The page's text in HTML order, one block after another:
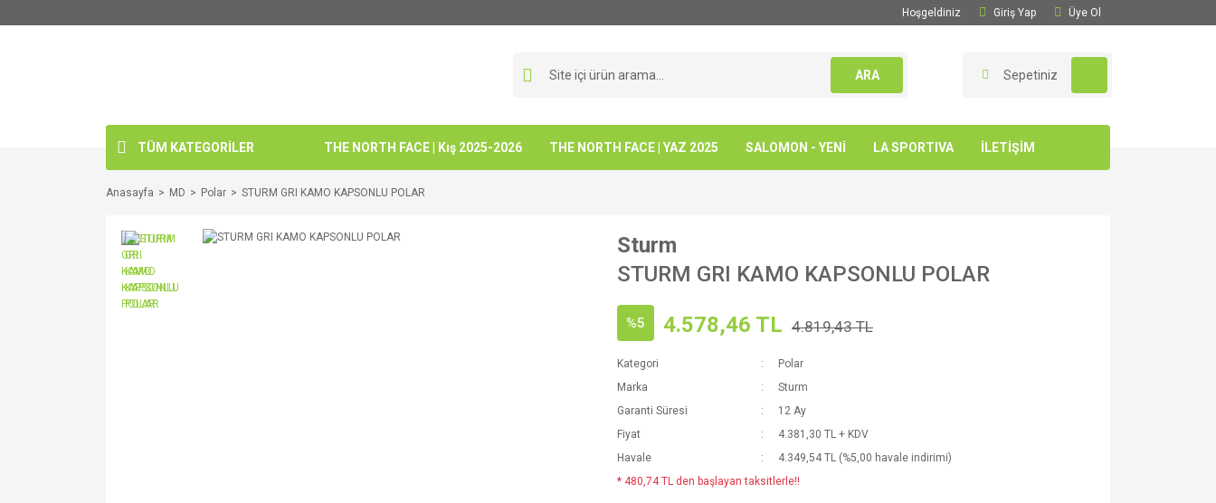
Hoşgeldiniz Giriş Yap Üye Ol
ARA Sepetiniz
TÜM KATEGORİLER THE NORTH FACE | Kış 2025-2026 THE NORTH FACE | YAZ 2025 SALOMON - YENİ LA SPORTIVA İLETİŞİM
Anasayfa MD Polar STURM GRI KAMO KAPSONLU POLAR
Sturm
STURM GRI KAMO KAPSONLU POLAR
%5 4.578,46 TL 4.819,43 TL
Kategori
Polar
Marka
Sturm
Garanti Süresi
12 Ay
Fiyat
4.381,30 TL + KDV
Havale
4.349,54 TL (%5,00 havale indirimi)
* 480,74 TL den başlayan taksitlerle!!